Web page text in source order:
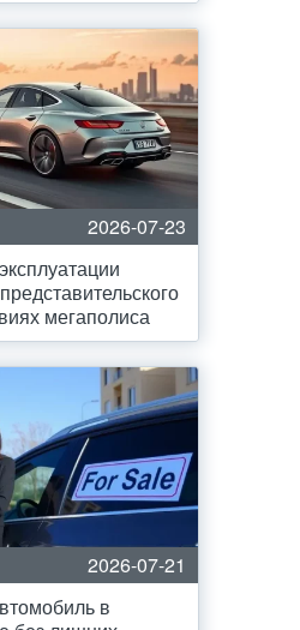
2026-07-23
мегаполиса
2026-07-21
в